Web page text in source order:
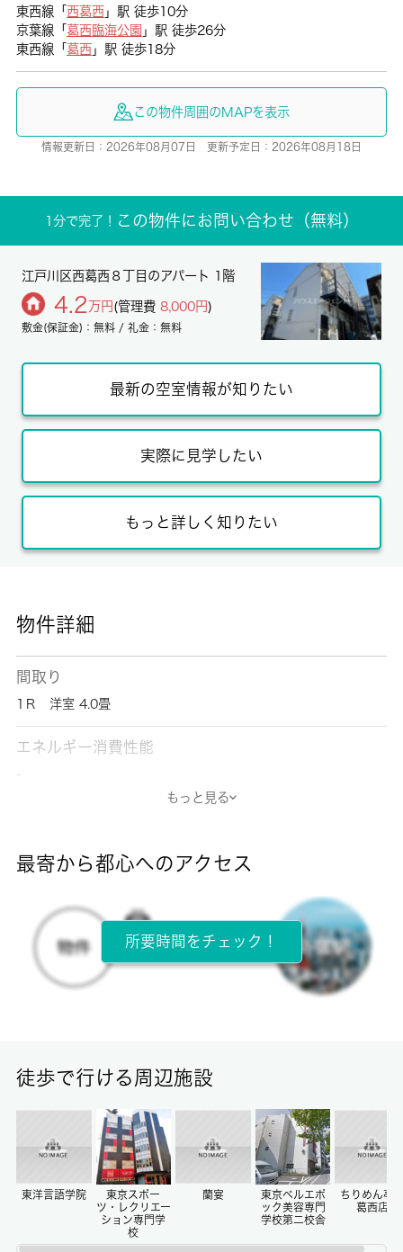
東西線「 西葛西」駅 徒歩10分
京葉線「 葛西臨海公園 」駅 徒歩26分
東西線「 葛西」駅 徒歩18分
この物件周囲のMAPを表示
情報更新日：2026年08月07日 更新予定日：2026年08月18日
1分で完了！ この物件にお問い合わせ（無料）
江戸川区西葛西８丁目のアパート 1階
4.2 万円 (管理費 8,000円)
敷金(保証金)：無料 / 礼金：無料
最新の空室情報が知りたい
実際に見学したい
もっと詳しく知りたい
物件詳細
間取り
1Ｒ 洋室 4.0畳
エネルギー消費性能
-
所在階
1階 / 2階建
-/-
もっと見る
最寄から都心へのアクセス
所要時間をチェック！
徒歩で行ける周辺施設
東洋言語学院
東京スポー
ツ・レクリエー
ション専門学
校
蘭宴
東京ベルエポ
ック美容専門
学校第二校舎
ちりめん亭
葛西店